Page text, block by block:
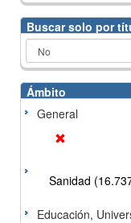
Buscar solo por
Ámbito
General
Sanidad
Educación,